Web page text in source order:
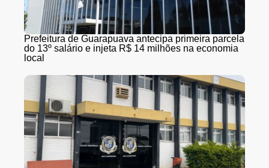
Prefeitura de Guarapuava antecipa primeira parcela
do 13º salário e injeta R$ 14 milhões na economia
local